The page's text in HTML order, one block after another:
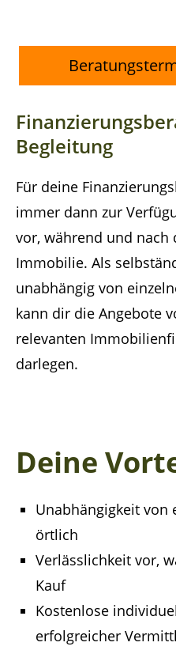
Begleitung
Für deine
immer dann zur
vor, während und nach
Immobilie. Als
unabhängig von
kann dir die Angebote
relevanten
darlegen.
Deine
Unabhängigkeit von
örtlich
Verlässlichkeit vor,
Kauf
Kostenlose
erfolgreicher